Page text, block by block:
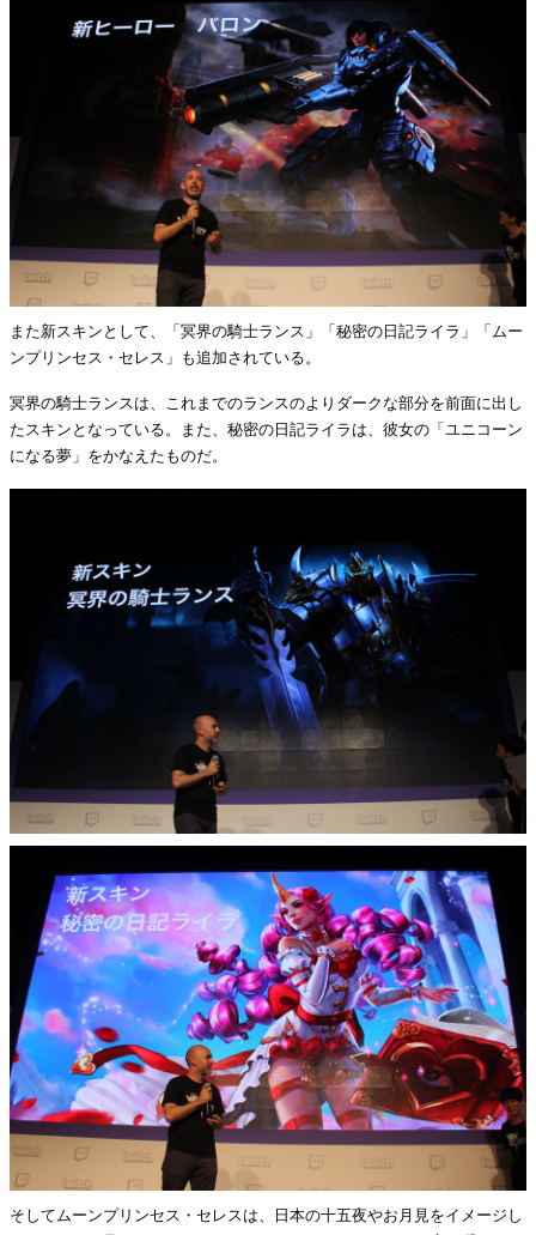
また新スキンとして、「冥界の騎士ランス」「秘密の日記ライラ」「ムー
ンプリンセス・セレス」も追加されている。
冥界の騎士ランスは、これまでのランスのよりダークな部分を前面に出し
たスキンとなっている。また、秘密の日記ライラは、彼女の「ユニコーン
になる夢」をかなえたものだ。
そしてムーンプリンセス・セレスは、日本の十五夜やお月見をイメージし